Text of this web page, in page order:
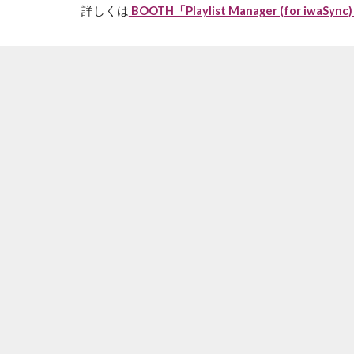
詳しくは BOOTH「Playlist Manager (for iwaSync)